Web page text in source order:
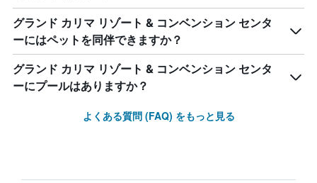
グランド カリマ リゾート & コンベンション センタ
ーにはペットを同伴できますか？
グランド カリマ リゾート & コンベンション センタ
ーにプールはありますか？
よくある質問 (FAQ) をもっと見る